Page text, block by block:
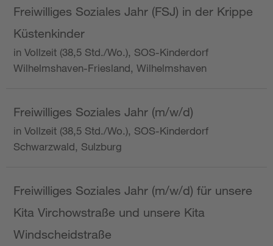
Freiwilliges Soziales Jahr (FSJ) in der Krippe
Küstenkinder
in Vollzeit (38,5 Std./Wo.), SOS-Kinderdorf
Wilhelmshaven-Friesland, Wilhelmshaven
Freiwilliges Soziales Jahr (m/w/d)
in Vollzeit (38,5 Std./Wo.), SOS-Kinderdorf
Schwarzwald, Sulzburg
Freiwilliges Soziales Jahr (m/w/d) für unsere
Kita Virchowstraße und unsere Kita
Windscheidstraße